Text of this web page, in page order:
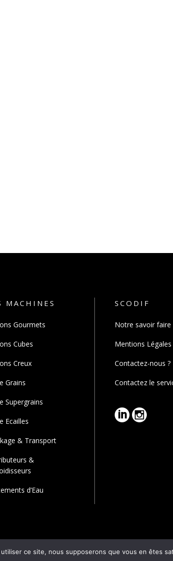
MACHINES
Gourmets
Cubes
Creux
Grains
Supergrains
Ecailles
& Transport
&
d’Eau
SCODIF
Notre savoir faire
Mentions Légales
Contactez-nous ?
Contactez le
Digital . All Rights Reserved.
ce site, nous supposerons que vous en êtes